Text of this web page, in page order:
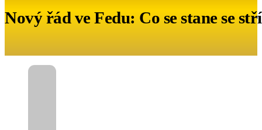
Nový řád ve Fedu: Co se stane se